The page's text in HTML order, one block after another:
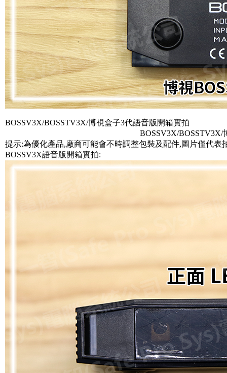
BOSSV3X/BOSSTV3X/博視盒子3代語音版開箱實拍
BOSSV3X/BOSSTV3X/
提示:為優化產品,廠商可能會不時調整包裝及配件,圖片僅代表
BOSSV3X語音版開箱實拍: